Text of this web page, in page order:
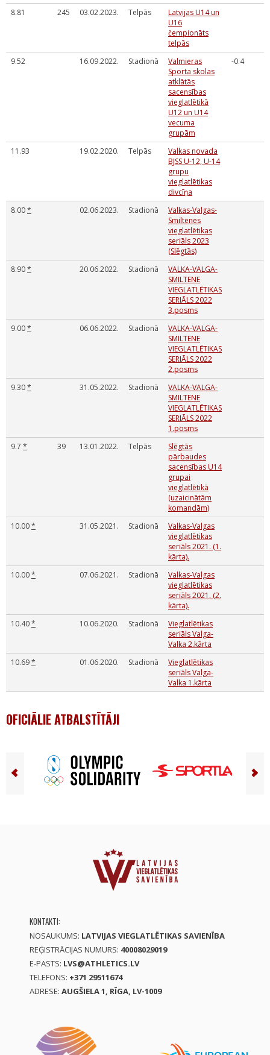
8.81
245 03.02.2023. Telpās
Latvijas U14 un
U16
čempionāts
telpās
9.52
16.09.2022. Stadionā
Valmieras
Sporta skolas
atklātās
sacensības
vieglatlētikā
U12 un U14
vecuma
grupām
-0.4
11.93 19.02.2020. Telpās
Valkas novada
BJSS U-12, U-14
grupu
vieglatlētikas
divcīņa
8.00* 02.06.2023. Stadionā
Valkas-Valgas-
Smiltenes
vieglatlētikas
seriāls 2023
(Slēgtās)
8.90* 20.06.2022. Stadionā
VALKA-VALGA-
SMILTENE
VIEGLATLĒTIKAS
SERIĀLS 2022
3.posms
9.00* 06.06.2022. Stadionā
VALKA-VALGA-
SMILTENE
VIEGLATLĒTIKAS
SERIĀLS 2022
2.posms
9.30* 31.05.2022. Stadionā
VALKA-VALGA-
SMILTENE
VIEGLATLĒTIKAS
SERIĀLS 2022
1.posms
9.7 * 39 13.01.2022. Telpās
Slēgtās
pārbaudes
sacensības U14
grupai
vieglatlētikā
(uzaicinātām
komandām)
10.00* 31.05.2021. Stadionā
Valkas-Valgas
vieglatlētikas
seriāls 2021. (1.
kārta).
10.00* 07.06.2021. Stadionā
Valkas-Valgas
vieglatlētikas
seriāls 2021. (2.
kārta).
10.40* 10.06.2020. Stadionā
Vieglatlētikas
seriāls Valga-
Valka 2.kārta
10.69* 01.06.2020. Stadionā
Vieglatlētikas
seriāls Valga-
Valka 1.kārta
OFICIĀLIE ATBALSTĪTĀJI
KONTAKTI:
NOSAUKUMS: LATVIJAS VIEGLATLĒTIKAS SAVIENĪBA
REĢISTRĀCIJAS NUMURS: 40008029019
E-PASTS: LVS@ATHLETICS.LV
TELEFONS: +371 29511674
ADRESE: AUGŠIELA 1, RĪGA, LV-1009